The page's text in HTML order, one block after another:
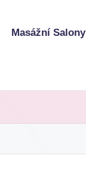
Masážní Salony